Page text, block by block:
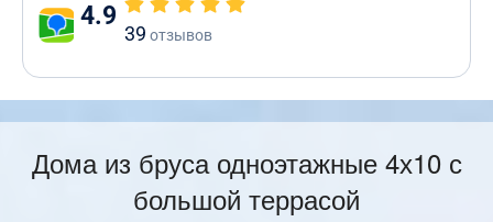
4.9
39 отзывов
Дома из бруса одноэтажные 4х10 с
большой террасой